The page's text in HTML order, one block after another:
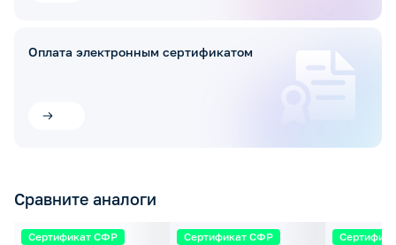
Оплата электронным сертификатом
Сравните аналоги
Сертификат СФР
Сертификат СФР